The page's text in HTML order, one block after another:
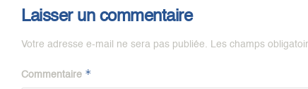
Laisser un commentaire
Votre adresse e-mail ne sera pas publiée. Les champs
Commentaire *